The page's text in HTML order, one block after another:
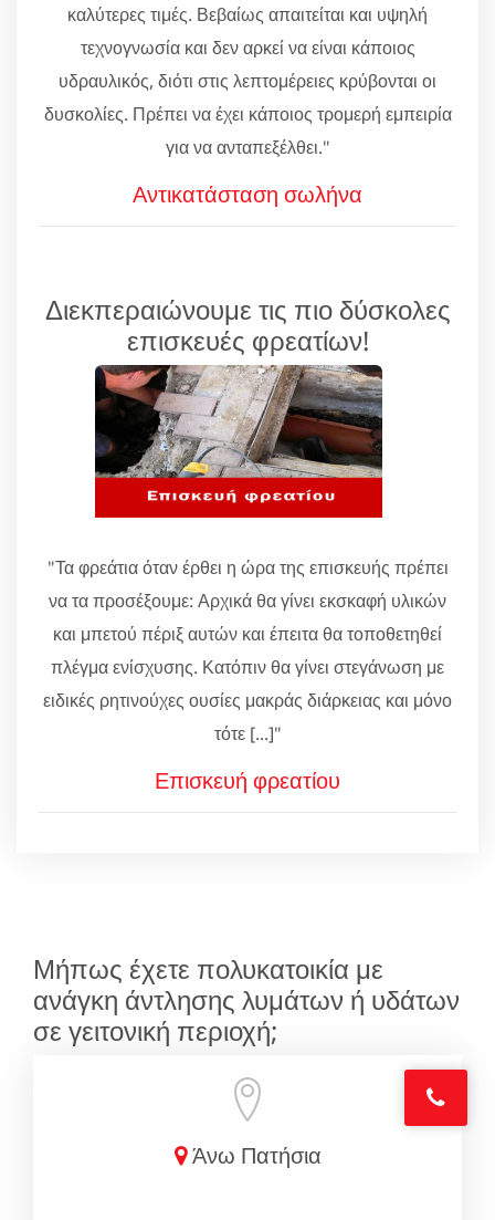
καλύτερες τιμές. Βεβαίως απαιτείται και υψηλή
τεχνογνωσία και δεν αρκεί να είναι κάποιος
υδραυλικός, διότι στις λεπτομέρειες κρύβονται οι
δυσκολίες. Πρέπει να έχει κάποιος τρομερή εμπειρία
για να ανταπεξέλθει."
Αντικατάσταση σωλήνα
Διεκπεραιώνουμε τις πιο δύσκολες
επισκευές φρεατίων!
"Τα φρεάτια όταν έρθει η ώρα της επισκευής πρέπει
να τα προσέξουμε: Αρχικά θα γίνει εκσκαφή υλικών
και μπετού πέριξ αυτών και έπειτα θα τοποθετηθεί
πλέγμα ενίσχυσης. Κατόπιν θα γίνει στεγάνωση με
ειδικές ρητινούχες ουσίες μακράς διάρκειας και μόνο
τότε [...]"
Επισκευή φρεατίου
Μήπως έχετε πολυκατοικία με
ανάγκη άντλησης λυμάτων ή υδάτων
σε γειτονική περιοχή;
Άνω Πατήσια